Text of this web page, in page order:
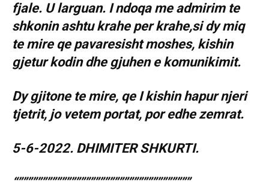
fjale. U larguan. I ndoqa me admirim te
shkonin ashtu krahe per krahe,si dy miq
te mire qe pavaresisht moshes, kishin
gjetur kodin dhe gjuhen e komunikimit.
Dy gjitone te mire, qe I kishin hapur njeri
tjetrit, jo vetem portat, por edhe zemrat.
5-6-2022. DHIMITER SHKURTI.
“””””””””””””””””””””””””””””””””””””